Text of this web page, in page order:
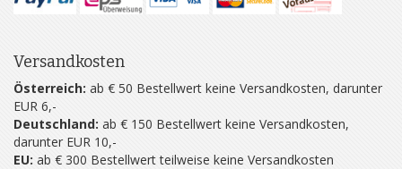
Versandkosten
Österreich: ab € 50 Bestellwert keine Versandkosten, darunter
EUR 6,-
Deutschland: ab € 150 Bestellwert keine Versandkosten,
darunter EUR 10,-
EU: ab € 300 Bestellwert teilweise keine Versandkosten